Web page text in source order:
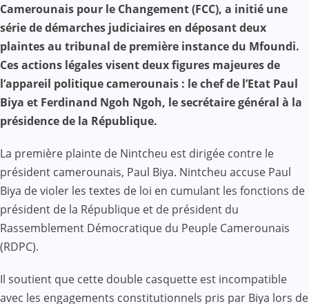
Camerounais pour le Changement (FCC), a initié une
série de démarches judiciaires en déposant deux
plaintes au tribunal de première instance du Mfoundi.
Ces actions légales visent deux figures majeures de
l’appareil politique camerounais : le chef de l’Etat Paul
Biya et Ferdinand Ngoh Ngoh, le secrétaire général à la
présidence de la République.
La première plainte de Nintcheu est dirigée contre le
président camerounais, Paul Biya. Nintcheu accuse Paul
Biya de violer les textes de loi en cumulant les fonctions de
président de la République et de président du
Rassemblement Démocratique du Peuple Camerounais
(RDPC).
Il soutient que cette double casquette est incompatible
avec les engagements constitutionnels pris par Biya lors de